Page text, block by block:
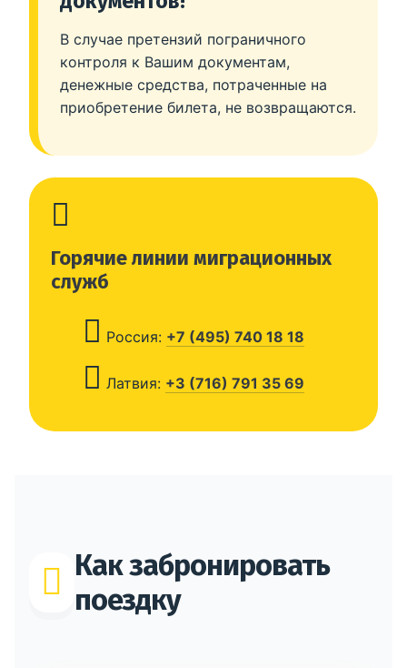
В случае претензий пограничного
контроля к Вашим документам,
денежные средства, потраченные на
приобретение билета, не возвращаются.
Горячие линии миграционных
служб
Россия: +7 (495) 740 18 18
Латвия: +3 (716) 791 35 69
Как забронировать
поездку